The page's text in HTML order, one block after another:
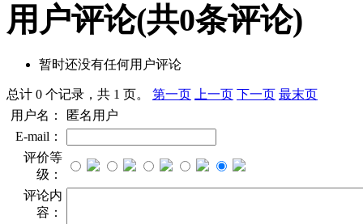
用户评论(共0条评论)
暂时还没有任何用户评论
总计 0 个记录，共 1 页。 第一页 上一页 下一页 最末页
用户名：
匿名用户
E-mail：
评价等
级：
评论内
容：